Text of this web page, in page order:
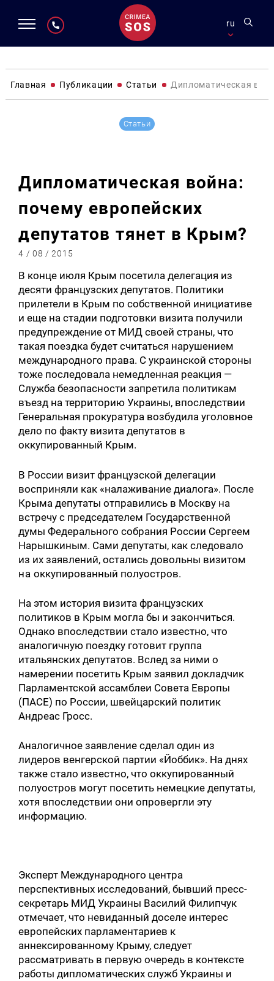
ru
Главная Публикации Статьи Дипломатическая
Статьи
Дипломатическая война:
почему европейских
депутатов тянет в Крым?
4 / 08 / 2015
В конце июля Крым посетила делегация из
десяти французских депутатов. Политики
прилетели в Крым по собственной инициативе
и еще на стадии подготовки визита получили
предупреждение от МИД своей страны, что
такая поездка будет считаться нарушением
международного права. С украинской стороны
тоже последовала немедленная реакция —
Служба безопасности запретила политикам
въезд на территорию Украины, впоследствии
Генеральная прокуратура возбудила уголовное
дело по факту визита депутатов в
оккупированный Крым.
В России визит французской делегации
восприняли как «налаживание диалога». После
Крыма депутаты отправились в Москву на
встречу с председателем Государственной
думы Федерального собрания России Сергеем
Нарышкиным. Сами депутаты, как следовало
из их заявлений, остались довольны визитом
на оккупированный полуостров.
На этом история визита французских
политиков в Крым могла бы и закончиться.
Однако впоследствии стало известно, что
аналогичную поездку готовит группа
итальянских депутатов. Вслед за ними о
намерении посетить Крым заявил докладчик
Парламентской ассамблеи Совета Европы
(ПАСЕ) по России, швейцарский политик
Андреас Гросс.
Аналогичное заявление сделал один из
лидеров венгерской партии «Йоббик». На днях
также стало известно, что оккупированный
полуостров могут посетить немецкие депутаты,
хотя впоследствии они опровергли эту
информацию.
Эксперт Международного центра
перспективных исследований, бывший пресс-
секретарь МИД Украины Василий Филипчук
отмечает, что невиданный доселе интерес
европейских парламентариев к
аннексированному Крыму, следует
рассматривать в первую очередь в контексте
работы дипломатических служб Украины и